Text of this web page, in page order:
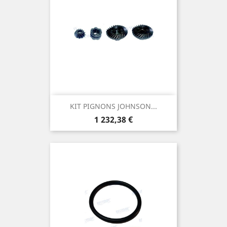
KIT PIGNONS JOHNSON...
Prix
1 232,38 €